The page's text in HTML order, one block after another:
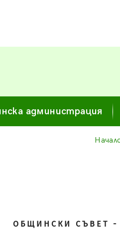
администрация
ОБЩИНСКИ СЪВЕТ -